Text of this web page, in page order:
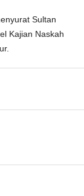
Sultan
Kajian Naskah